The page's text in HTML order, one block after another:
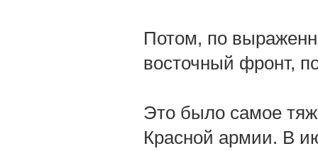
Потом, по
восточный фронт,
Это было самое
Красной армии. В